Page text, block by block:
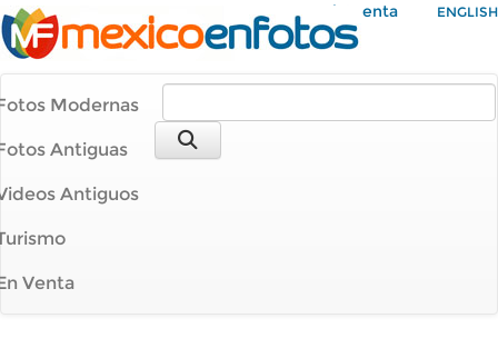
Mi Cuenta ENGLISH
Modernas
Antiguas
Antiguos
Venta